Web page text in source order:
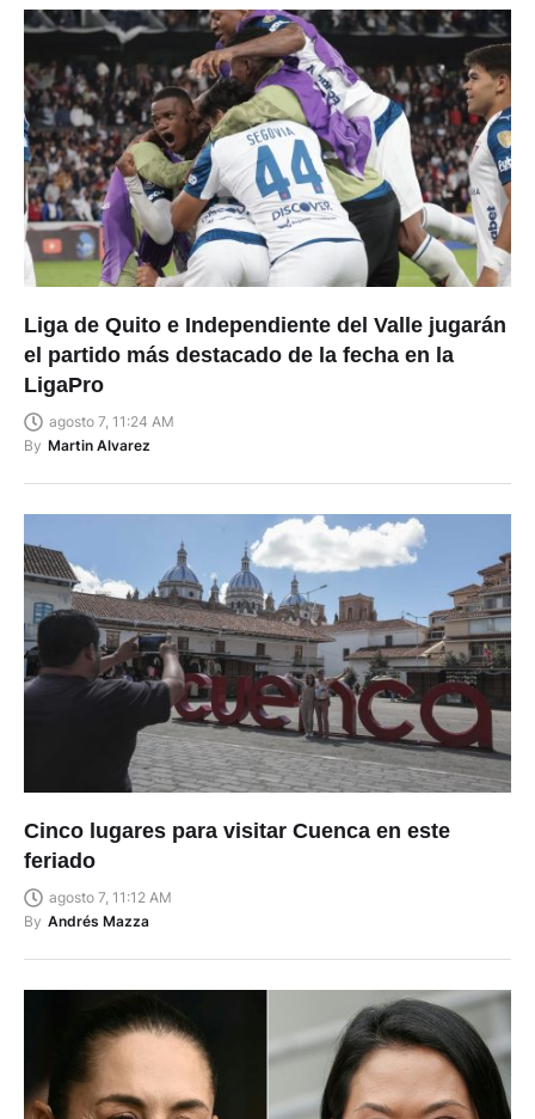
Liga de Quito e Independiente del Valle jugarán
el partido más destacado de la fecha en la
LigaPro
agosto 7, 11:24 AM
By Martin Alvarez
Cinco lugares para visitar Cuenca en este
feriado
agosto 7, 11:12 AM
By Andrés Mazza